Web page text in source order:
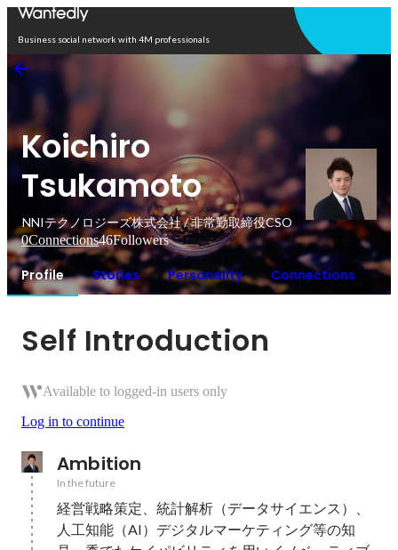
Business social network with 4M professionals
Koichiro
Tsukamoto
NNIテクノロジーズ株式会社 / 非常勤取締役CSO
0Connections46Followers
Profile Stories Personality Connections
Self Introduction
Available to logged-in users only
Log in to continue
Ambition
In the future
経営戦略策定、統計解析（データサイエンス）、
人工知能（AI）デジタルマーケティング等の知